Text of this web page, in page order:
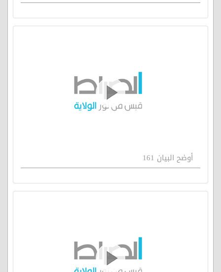
أوضح البيان 161